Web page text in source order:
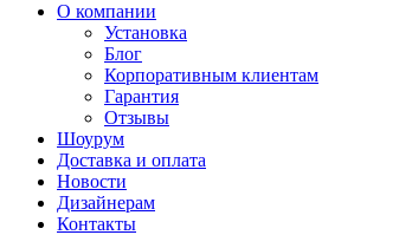
О компании
Установка
Блог
Корпоративным клиентам
Гарантия
Отзывы
Шоурум
Доставка и оплата
Новости
Дизайнерам
Контакты